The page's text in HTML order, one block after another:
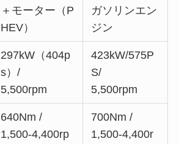
＋モーター（P
HEV）
ガソリンエン
ジン
297kW（404p
s）/
5,500rpm
423kW/575P
S/
5,500rpm
640Nm /
1,500-4,400rp
700Nm /
1,500-4,400r